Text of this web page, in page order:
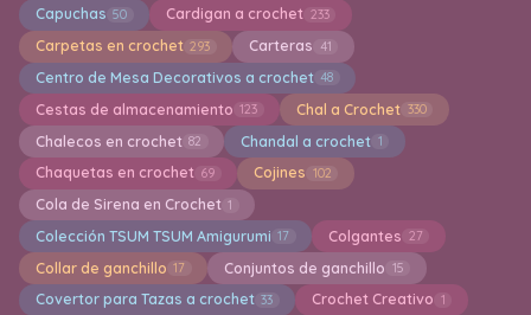
Capuchas 50 Cardigan a crochet 233
Carpetas en crochet 293 Carteras 41
Centro de Mesa Decorativos a crochet 48
Cestas de almacenamiento 123 Chal a Crochet 330
Chalecos en crochet 82 Chandal a crochet 1
Chaquetas en crochet 69 Cojines 102
Cola de Sirena en Crochet 1
Colección TSUM TSUM Amigurumi 17 Colgantes 27
Collar de ganchillo 17 Conjuntos de ganchillo 15
Covertor para Tazas a crochet 33 Crochet Creativo 1